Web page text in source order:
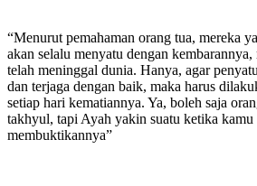
“Menurut pemahaman orang tua, mereka
akan selalu menyatu dengan kembarannya,
telah meninggal dunia. Hanya, agar
dan terjaga dengan baik, maka harus
setiap hari kematiannya. Ya, boleh saja
takhyul, tapi Ayah yakin suatu ketika kamu
membuktikannya”